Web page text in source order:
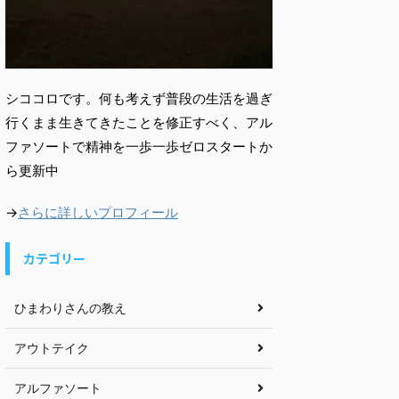
シココロです。何も考えず普段の生活を過ぎ
行くまま生きてきたことを修正すべく、アル
ファソートで精神を一歩一歩ゼロスタートか
ら更新中
→さらに詳しいプロフィール
カテゴリー
ひまわりさんの教え
アウトテイク
アルファソート